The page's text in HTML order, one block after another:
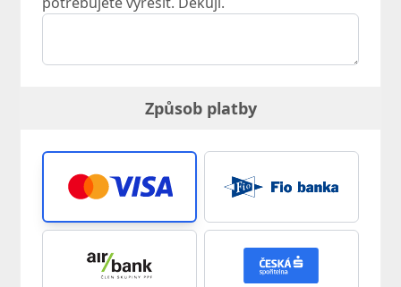
Způsob platby